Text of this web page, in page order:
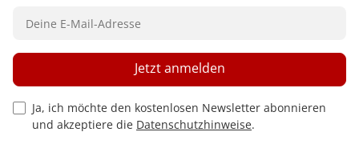
Privacy Policy Checkbox
Ja, ich möchte den kostenlosen Newsletter abonnieren
und akzeptiere die Datenschutzhinweise.
Jetzt anmelden